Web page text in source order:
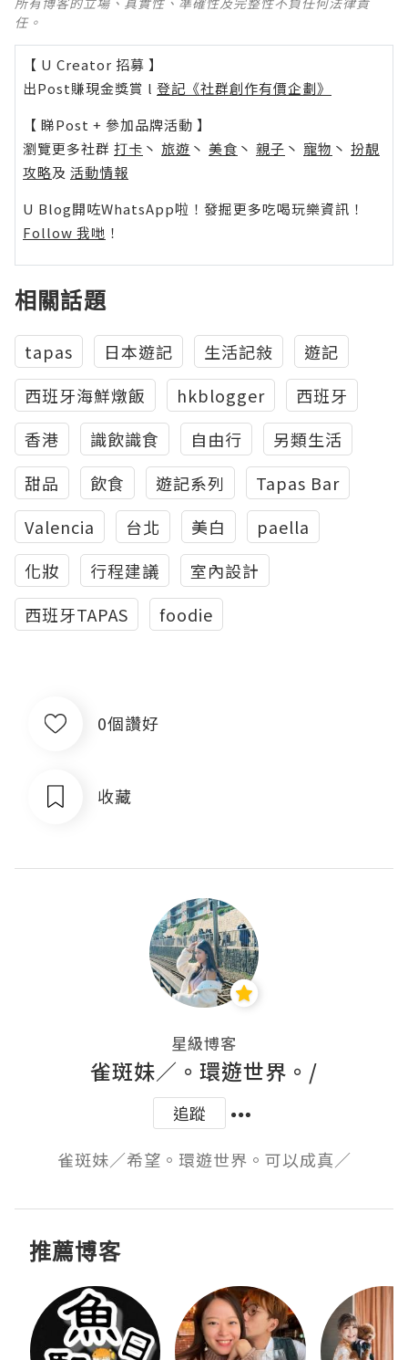
任。
【 U Creator 招募 】
出Post賺現金獎賞 l 登記《社群創作有價企劃》
【 睇Post + 參加品牌活動 】
瀏覽更多社群 打卡 丶 旅遊 丶 美食 丶 親子 丶 寵物 丶 扮靚
攻略及 活動情報
U Blog開咗WhatsApp啦！發掘更多吃喝玩樂資訊！
Follow 我哋 ！
相關話題
tapas 日本遊記 生活記敍
遊記
西班牙海鮮燉飯
hkblogger
西班牙
香港
識飲識食 自由行
另類生活
甜品
飲食 遊記系列
Tapas Bar
Valencia
台北 美白
paella
化妝
行程建議
室內設計
西班牙TAPAS
foodie
0個讚好
收藏
星級博客
雀斑妹／。環遊世界。/
追蹤
雀斑妹／希望。環遊世界。可以成真／
推薦博客